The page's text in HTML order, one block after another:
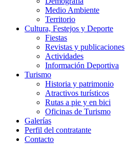
Medio Ambiente
Territorio
Cultura, Festejos y Deporte
Fiestas
Revistas y publicaciones
Actividades
Información Deportiva
Turismo
Historia y patrimonio
Atractivos turísticos
Rutas a pie y en bici
Oficinas de Turismo
Galerías
Perfil del contratante
Contacto